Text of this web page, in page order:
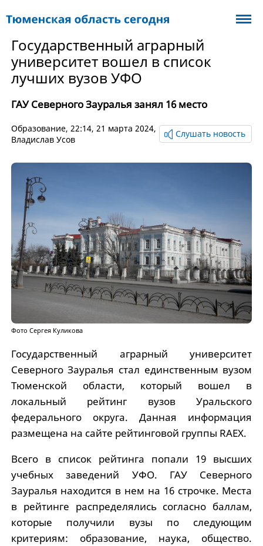
Государственный аграрный
университет вошел в список
лучших вузов УФО
ГАУ Северного Зауралья занял 16 место
Образование, 22:14, 21 марта 2024,
Владислав Усов
Слушать новость
Фото Сергея Куликова
Государственный аграрный университет
Северного Зауралья стал единственным вузом
Тюменской области, который вошел в
локальный рейтинг вузов Уральского
федерального округа. Данная информация
размещена на сайте рейтинговой группы RAEX.
Всего в список рейтинга попали 19 высших
учебных заведений УФО. ГАУ Северного
Зауралья находится в нем на 16 строчке. Места
в рейтинге распределялись согласно баллам,
которые получили вузы по следующим
критериям: образование, наука, общество.